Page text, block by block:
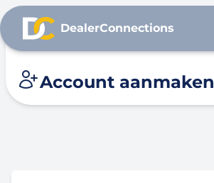
DealerConnections
Account aanmaken